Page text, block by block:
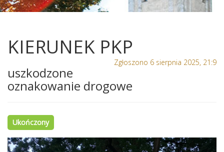
KIERUNEK PKP
Zgłoszono 6 sierpnia 2025, 21:9
uszkodzone
oznakowanie drogowe
Ukończony